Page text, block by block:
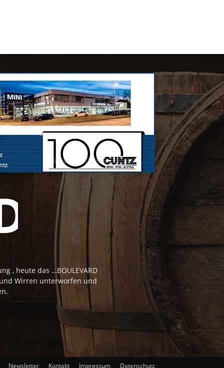
, heute das …BOULEVARD
Wirren unterworfen und
Newsletter Kontakt Impressum Datenschutz